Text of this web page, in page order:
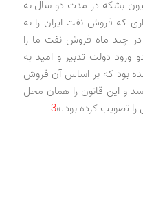
نفت ما را از 5 /2 میلیون بشکه در مدت دو سال به
که فروش نفت ایران را به
در چند ماه فروش نفت ما را
دولت تدبیر و امید به
بود که بر اساس آن فروش
و این قانون را همان محل
را تصویب کرده بود.»3